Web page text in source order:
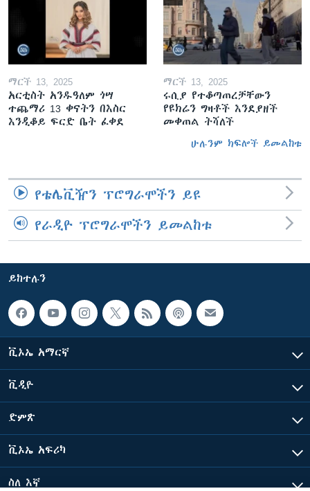
ማርች 13, 2025
አርቲስት አንዱዓለም ጎሣ
ተጨማሪ 13 ቀናትን በእስር
እንዲቆይ ፍርድ ቤት ፈቀደ
ማርች 13, 2025
ሩሲያ የተቆጣጠረቻቸውን
የዩክሬን ግዛቶች እንደያዘች
መቀጠል ትሻለች
ሁሉንም ክፍሎች ይመልከቱ
የቴሌቪዥን ፕሮግራሞችን ይዩ
የራዲዮ ፕሮግራሞችን ይመልከቱ
ይከተሉን
ቪኦኤ አማርኛ
ቪዲዮ
ድምጽ
ቪኦኤ አፍሪካ
ስለ እኛ